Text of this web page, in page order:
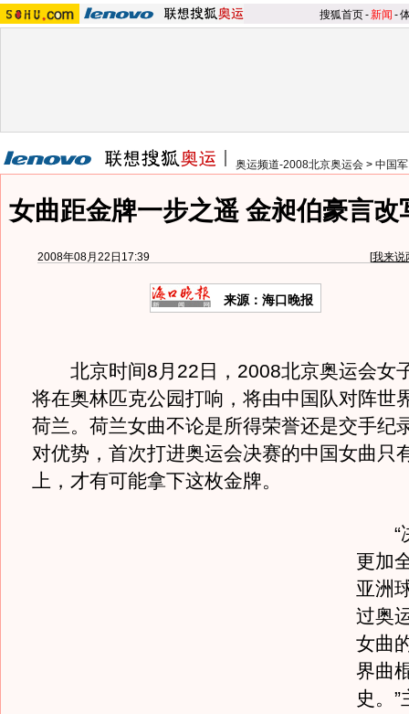
搜狐首页-新闻 -
奥运频道-2008北京奥运会 > 中国
女曲距金牌一步之遥 金昶伯豪言改
2008年08月22日17:39 [我来说
来源：海口晚报
北京时间8月22日，2008北京奥运会女
将在奥林匹克公园打响，将由中国队对阵世
荷兰。荷兰女曲不论是所得荣誉还是交手纪
对优势，首次打进奥运会决赛的中国女曲只
上，才有可能拿下这枚金牌。
“决
更加
亚洲
过奥
女曲
界曲
史。